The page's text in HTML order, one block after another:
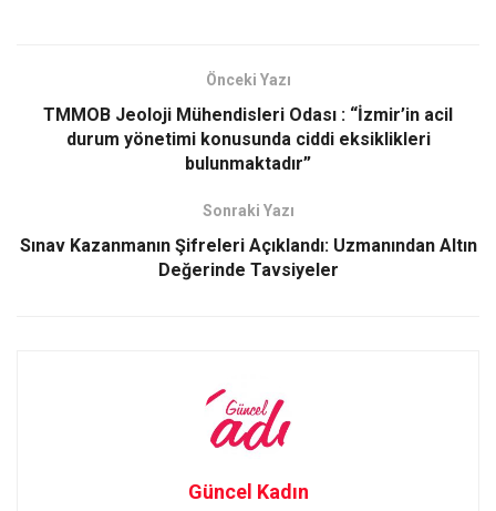
o
o
d
o
Önceki Yazı
TMMOB Jeoloji Mühendisleri Odası : “İzmir’in acil
durum yönetimi konusunda ciddi eksiklikleri
bulunmaktadır”
Sonraki Yazı
Sınav Kazanmanın Şifreleri Açıklandı: Uzmanından Altın
Değerinde Tavsiyeler
Güncel Kadın